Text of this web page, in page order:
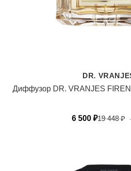
DR.
Диффузор DR. VRANJES
6 500 ₽19 448₽